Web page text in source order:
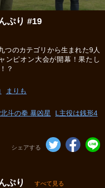
ぷり #19
つのカテゴリから生まれた9人
ンピオン大会が開幕！果たし
？
まりも
斗の拳 暴凶星
L主役は銭形4
シェアする
ぷり
すべて見る